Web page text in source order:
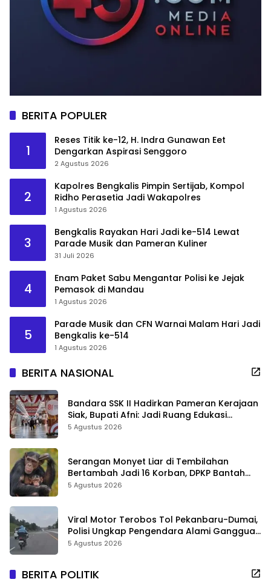
BERITA POPULER
1
Reses Titik ke-12, H. Indra Gunawan Eet
Dengarkan Aspirasi Senggoro
2 Agustus 2026
2
Kapolres Bengkalis Pimpin Sertijab, Kompol
Ridho Perasetia Jadi Wakapolres
1 Agustus 2026
3
Bengkalis Rayakan Hari Jadi ke-514 Lewat
Parade Musik dan Pameran Kuliner
31 Juli 2026
4
Enam Paket Sabu Mengantar Polisi ke Jejak
Pemasok di Mandau
1 Agustus 2026
5
Parade Musik dan CFN Warnai Malam Hari Jadi
Bengkalis ke-514
1 Agustus 2026
BERITA NASIONAL
Bandara SSK II Hadirkan Pameran Kerajaan
Siak, Bupati Afni: Jadi Ruang Edukasi
Sejarah Riau
5 Agustus 2026
Serangan Monyet Liar di Tembilahan
Bertambah Jadi 16 Korban, DPKP Bantah
Video Gerombolan Viral
5 Agustus 2026
Viral Motor Terobos Tol Pekanbaru-Dumai,
Polisi Ungkap Pengendara Alami Gangguan
Usai Kecelakaan
5 Agustus 2026
BERITA POLITIK